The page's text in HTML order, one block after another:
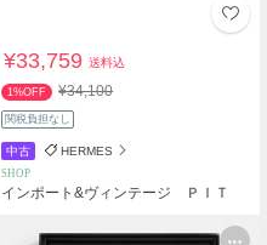
¥33,759送料込
1%OFF ¥34,100
関税負担なし
中古 HERMES
SHOP
インポート&ヴィンテージ ＰＩＴ